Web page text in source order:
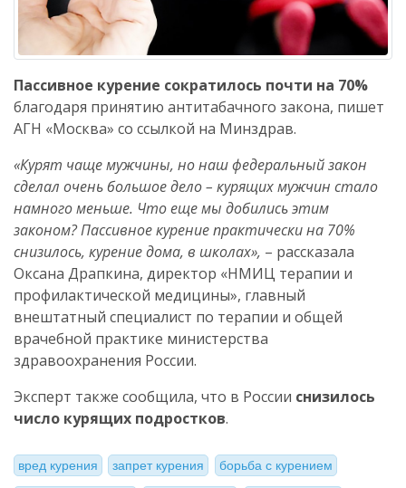
Пассивное курение сократилось почти на 70%
благодаря принятию антитабачного закона, пишет
АГН «Москва» со ссылкой на Минздрав.
«Курят чаще мужчины, но наш федеральный закон
сделал очень большое дело – курящих мужчин стало
намного меньше. Что еще мы добились этим
законом? Пассивное курение практически на 70%
снизилось, курение дома, в школах», – рассказала
Оксана Драпкина, директор «НМИЦ терапии и
профилактической медицины», главный
внештатный специалист по терапии и общей
врачебной практике министерства
здравоохранения России.
Эксперт также сообщила, что в России снизилось
число курящих подростков.
вред курения запрет курения борьба с курением